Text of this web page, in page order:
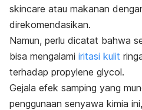
skincare atau makanan
direkomendasikan.
Namun, perlu dicatat bahwa
bisa mengalami iritasi kulit
terhadap propylene glycol.
Gejala efek samping yang
penggunaan senyawa kimia